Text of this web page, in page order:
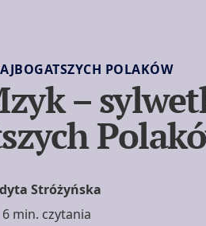
POLAKÓW
–
Stróżyńska
6 min. czytania